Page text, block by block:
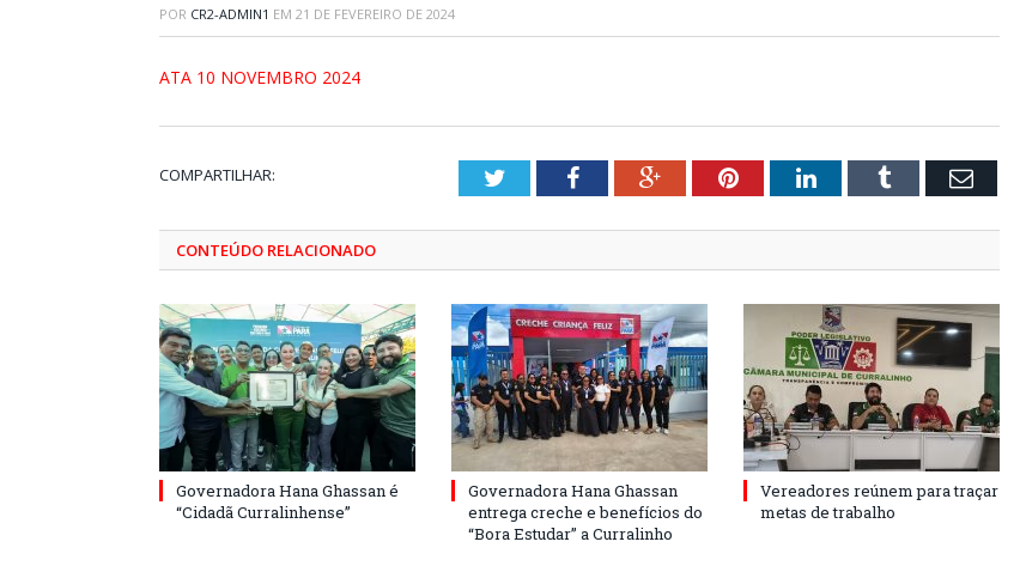
POR CR2-ADMIN1 EM 21 DE FEVEREIRO DE 2024
ATA 10 NOVEMBRO 2024
COMPARTILHAR: TwitterFacebookGoogle+PinterestLinkedInTumblr Email
CONTEÚDO RELACIONADO
Governadora Hana Ghassan é
“Cidadã Curralinhense”
Governadora Hana Ghassan
entrega creche e benefícios do
“Bora Estudar” a Curralinho
Vereadores reúnem para traçar
metas de trabalho